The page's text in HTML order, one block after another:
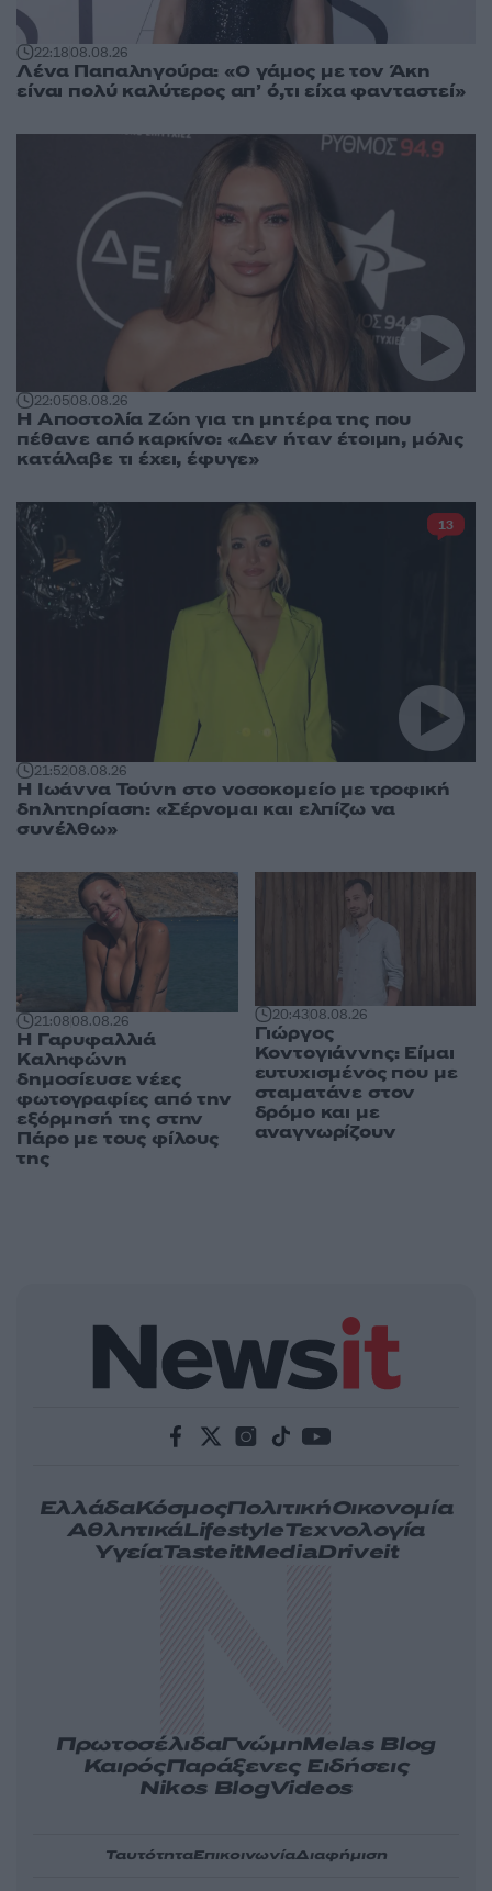
22:1808.08.26
Λένα Παπαληγούρα: «Ο γάμος με τον Άκη
είναι πολύ καλύτερος απ’ ό,τι είχα φανταστεί»
22:0508.08.26
Η Αποστολία Ζώη για τη μητέρα της που
πέθανε από καρκίνο: «Δεν ήταν έτοιμη, μόλις
κατάλαβε τι έχει, έφυγε»
21:5208.08.26
Η Ιωάννα Τούνη στο νοσοκομείο με τροφική
δηλητηρίαση: «Σέρνομαι και ελπίζω να
συνέλθω»
13
21:0808.08.26
Η Γαρυφαλλιά
Καληφώνη
δημοσίευσε νέες
φωτογραφίες από την
εξόρμησή της στην
Πάρο με τους φίλους
της
20:4308.08.26
Γιώργος
Κοντογιάννης: Είμαι
ευτυχισμένος που με
σταματάνε στον
δρόμο και με
αναγνωρίζουν
ΕλλάδαΚόσμοςΠολιτικήΟικονομία
ΑθλητικάLifestyleΤεχνολογία
ΥγείαTasteitMediaDriveit
ΠρωτοσέλιδαΓνώμηMelas Blog
ΚαιρόςΠαράξενες Ειδήσεις
Nikos BlogVideos
ΤαυτότηταΕπικοινωνίαΔιαφήμιση